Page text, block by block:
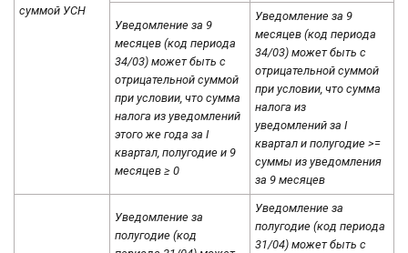
суммой УСН
Уведомление за 9
месяцев (код периода
34/03) может быть с
отрицательной суммой
при условии, что сумма
налога из уведомлений
этого же года за I
квартал, полугодие и 9
месяцев ≥ 0
Уведомление за 9
месяцев (код периода
34/03) может быть с
отрицательной суммой
при условии, что сумма
налога из
уведомлений за I
квартал и полугодие >=
суммы из уведомления
за 9 месяцев
Уведомление за
полугодие (код
Уведомление за
полугодие (код периода
31/04) может быть с